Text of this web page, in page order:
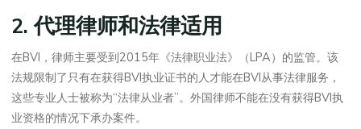
2. 代理律师和法律适用
在BVI，律师主要受到2015年《法律职业法》（LPA）的监管。该
法规限制了只有在获得BVI执业证书的人才能在BVI从事法律服务，
这些专业人士被称为“法律从业者”。外国律师不能在没有获得BVI执
业资格的情况下承办案件。